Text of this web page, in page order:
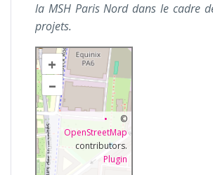
la MSH Paris Nord dans le cadre
projets.
+
–
©
OpenStreetMap
contributors.
Plugin